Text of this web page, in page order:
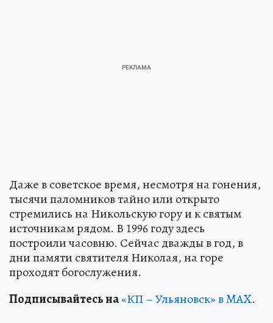
Даже в советское время, несмотря на гонения,
тысячи паломников тайно или открыто
стремились на Никольскую гору и к святым
источникам рядом. В 1996 году здесь
построили часовню. Сейчас дважды в год, в
дни памяти святителя Николая, на горе
проходят богослужения.
Подписывайтесь на«КП – Ульяновск» в MAX.